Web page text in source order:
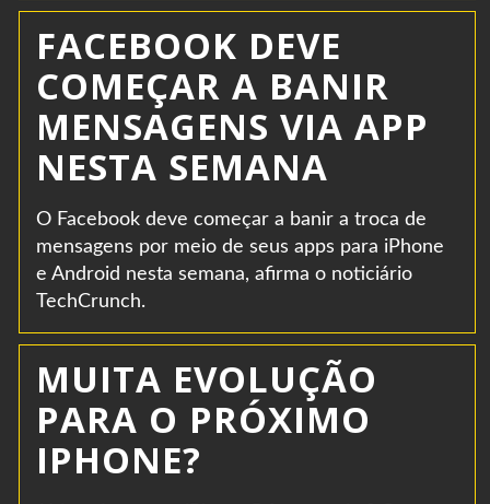
FACEBOOK DEVE
COMEÇAR A BANIR
MENSAGENS VIA APP
NESTA SEMANA
O Facebook deve começar a banir a troca de
mensagens por meio de seus apps para iPhone
e Android nesta semana, afirma o noticiário
TechCrunch.
MUITA EVOLUÇÃO
PARA O PRÓXIMO
IPHONE?